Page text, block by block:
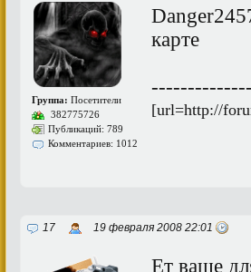
Группа: Посетители
382775726
Публикаций: 789
Комментариев: 1012
карте
[url=http://
17 19 февраля 2008 22:01
Ет ваще